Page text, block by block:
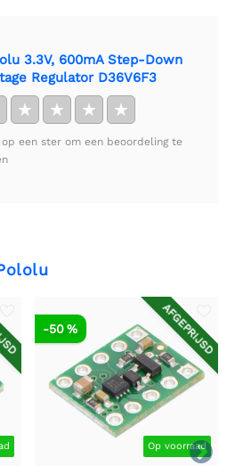
3.3V, 600mA Step-Down
Regulator D36V6F3
★ ★ ★ ★
een ster om een beoordeling te

AFGEPRIJSD
Op voorraad
-50 %